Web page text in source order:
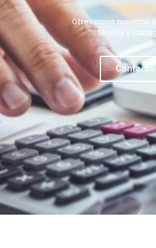
Ofrecemos nuestros
Murcia y
Contacto